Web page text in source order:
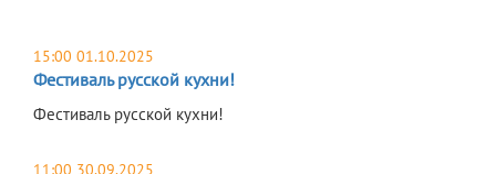
15:00 01.10.2025
Фестиваль русской кухни!
Фестиваль русской кухни!
11:00 30.09.2025